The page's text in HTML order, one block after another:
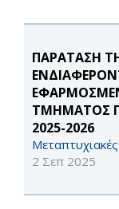
ΠΑΡΑΤΑΣΗ
ΤΜΗΜΑΤΟΣ
2025-2026
2 Σεπ 2025